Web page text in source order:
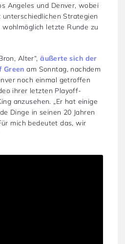
Angeles und Denver, wobei
unterschiedlichen Strategien
letzte Runde zu
Alter“,äußerte sich der
Green am Sonntag, nachdem
noch einmal getroffen
ihrer letzten Playoff-
anzusehen. „Er hat einige
Dinge in seinen 20 Jahren
mich bedeutet das, wir